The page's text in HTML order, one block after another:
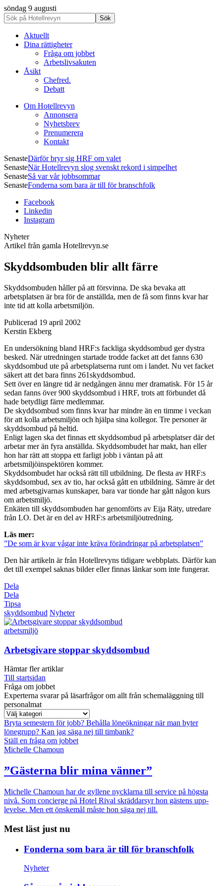
söndag 9 augusti
Aktuellt
Dina rättigheter
Fråga om jobbet
Arbetslivsakuten
Åsikt
Chefred.
Debatt
Om Hotellrevyn
Annonsera
Nyhetsbrev
Prenumerera
Kontakt
SenasteDärför bryr sig HRF om valet
SenasteNär Hotellrevyn slog svenskt rekord i simpelhet
SenasteSå var vår jobbsommar
SenasteFonderna som bara är till för branschfolk
Facebook
Linkedin
Instagram
Nyheter
Artikel från gamla Hotellrevyn.se
Skyddsombuden blir allt färre
Skyddsombuden håller på att försvinna. De ska bevaka att
arbetsplatsen är bra för de anställda, men de få som finns kvar har
inte tid att kolla arbetsmiljön.
Publicerad 19 april 2002
Kerstin Ekberg
En undersökning bland HRF:s fackliga skyddsombud ger dystra
besked. När utredningen startade trodde facket att det fanns 630
skyddsombud ute på arbetsplatserna runt om i landet. Nu vet facket
säkert att det bara finns 261skyddsombud.
Sett över en längre tid är nedgången ännu mer dramatisk. För 15 år
sedan fanns över 900 skyddsombud i HRF, trots att förbundet då
hade betydligt färre medlemmar.
De skyddsombud som finns kvar har mindre än en timme i veckan
för att kolla arbetsmiljön och hjälpa sina kollegor. Tre personer är
skyddsombud på heltid.
Enligt lagen ska det finnas ett skyddsombud på arbetsplatser där det
arbetar mer än fyra anställda. Skyddsombudet har makt, han eller
hon har rätt att stoppa ett farligt jobb i väntan på att
arbetsmiljöinspektören kommer.
Skyddsombudet har också rätt till utbildning. De flesta av HRF:s
skyddsombud, sex av tio, har också gått en utbildning. Sämre är det
med arbetsgivarnas kunskaper, bara var tionde har gått någon kurs
om arbetsmiljö.
Enkäten till skyddsombuden har genomförts av Eija Räty, utredare
från LO. Det är en del av HRF:s arbetsmiljöutredning.
Läs mer:
”De som är kvar vågar inte kräva förändringar på arbetsplatsen”
Den här artikeln är från Hotellrevyns tidigare webbplats. Därför kan
det till exempel saknas bilder eller finnas länkar som inte fungerar.
Dela
Dela
Tipsa
skyddsombud Nyheter
arbetsmiljö
Arbetsgivare stoppar skyddsombud
Hämtar fler artiklar
Till startsidan
Fråga om jobbet
Experterna svarar på läsarfrågor om allt från schemaläggning till
personalmat
Bryta semestern för jobb? Behålla löneökningar när man byter
lönegrupp? Kan jag säga nej till timbank?
Ställ en fråga om jobbet
Michelle Chamoun
”Gästerna blir mina vänner”
Michelle Chamoun har de gyllene nycklarna till service på högsta
nivå. Som concierge på Hotel Rival skräddarsyr hon gästens upp­
levelse. Men ett önskemål måste hon säga nej till.
Mest läst just nu
Fonderna som bara är till för branschfolk
Nyheter